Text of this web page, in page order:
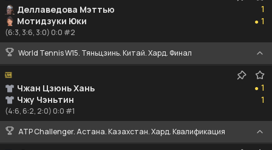
Деллаведова Мэттью
Мотидзуки Юки
1
●
1
1
(6:3, 3:6, 3:0) 0:0 #2
World Tennis W15. Тяньцзинь. Китай. Хард. Финал
Чжан Цзюнь Хань
Чжу Чэньтин
●
1
11
1
(4:6, 6:2, 2:0) 0:0 #1
ATP Challenger. Астана. Казахстан. Хард. Квалификация